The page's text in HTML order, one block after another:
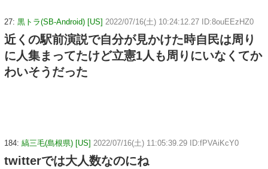
27: 黒トラ(SB-Android) [US] 2022/07/16(土) 10:24:12.27 ID:8ouEEzHZ0
近くの駅前演説で自分が見かけた時自民は周り
に人集まってたけど立憲1人も周りにいなくてか
わいそうだった
184: 縞三毛(島根県) [US] 2022/07/16(土) 11:05:39.29 ID:fPVAiKcY0
twitterでは大人数なのにね